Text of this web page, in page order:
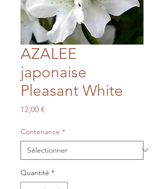
AZALEE
japonaise
Pleasant White
12,00 €Prix
Contenance *
Quantité *